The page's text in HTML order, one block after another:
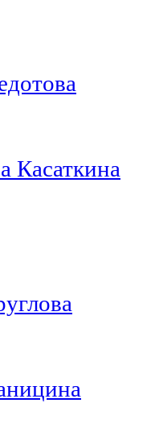
Касаткина